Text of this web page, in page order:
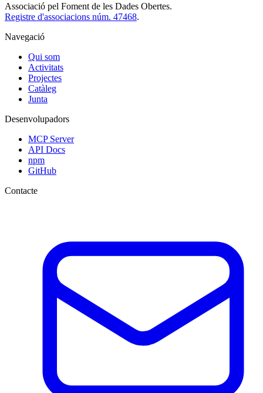
Associació pel Foment de les Dades Obertes.
Registre d'associacions núm. 47468.
Navegació
Qui som
Activitats
Projectes
Catàleg
Junta
Desenvolupadors
MCP Server
API Docs
npm
GitHub
Contacte